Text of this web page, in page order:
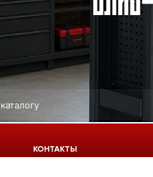
КОНТАКТЫ